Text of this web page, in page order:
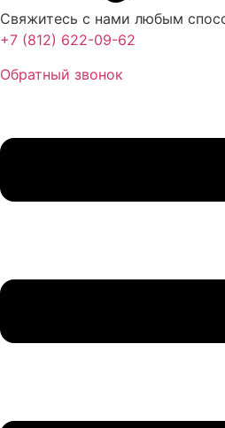
Свяжитесь с нами любым
+7 (812) 622-09-62
Обратный звонок